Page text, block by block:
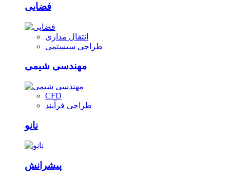
فضایی
انتقال مداری
طراحی سیستمی
مهندسی شیمی
CFD
طراحی فرآیند
نانو
پیشرانش